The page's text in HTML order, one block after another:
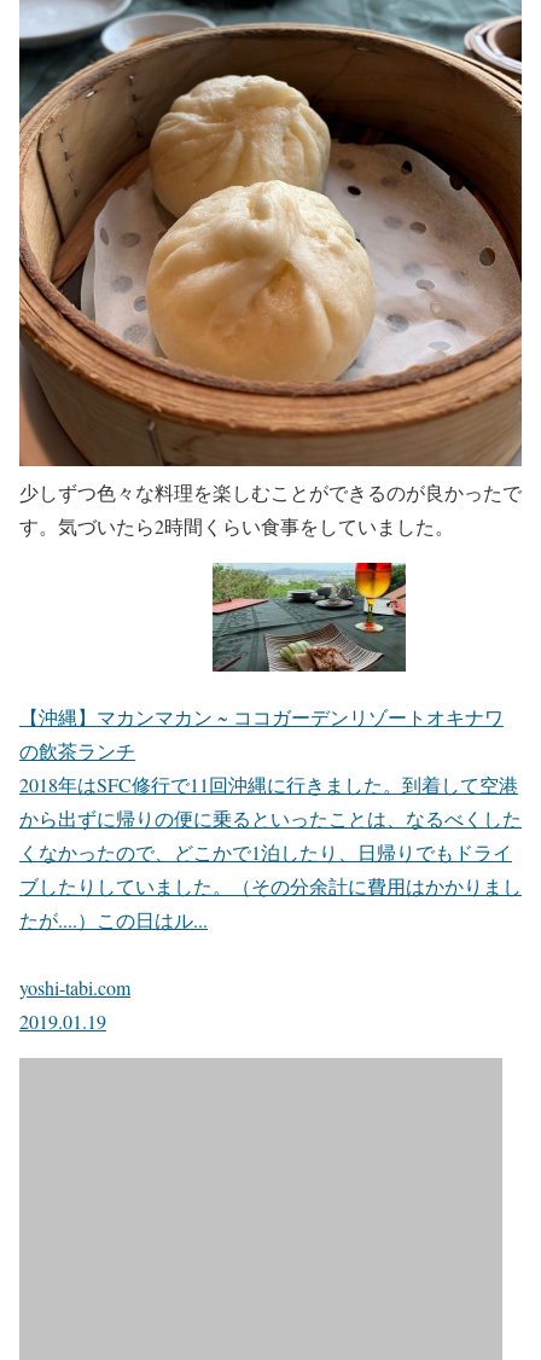
少しずつ色々な料理を楽しむことができるのが良かったで
す。気づいたら2時間くらい食事をしていました。
【沖縄】マカンマカン ~ ココガーデンリゾートオキナワ
の飲茶ランチ
2018年はSFC修行で11回沖縄に行きました。到着して空港
から出ずに帰りの便に乗るといったことは、なるべくした
くなかったので、どこかで1泊したり、日帰りでもドライ
ブしたりしていました。（その分余計に費用はかかりまし
たが....）この日はル...
yoshi-tabi.com
2019.01.19